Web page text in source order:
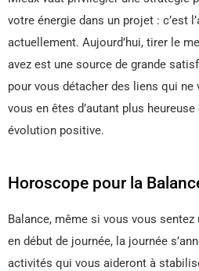
votre énergie dans un projet : c’est
actuellement. Aujourd’hui, tirer le
avez est une source de grande
pour vous détacher des liens qui
vous en êtes d’autant plus
évolution positive.
Horoscope pour la
Balance, même si vous vous sentez
en début de journée, la journée
activités qui vous aideront à